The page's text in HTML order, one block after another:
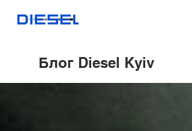
Блог Diesel Kyiv